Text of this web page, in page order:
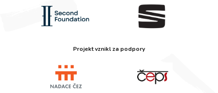
Projekt vznikl za podpory